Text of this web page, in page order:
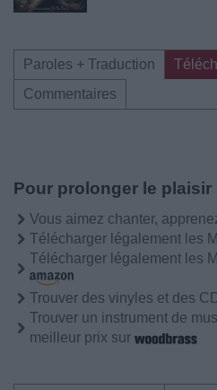
Paroles + Traduction
Commentaires
Pour prolonger le plaisir
Vous aimez chanter,
Télécharger légalement les
Télécharger légalement les
Trouver des vinyles et des
Trouver un instrument de
meilleur prix sur